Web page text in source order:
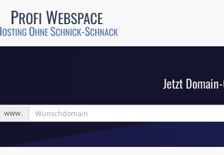
Jetzt
www.